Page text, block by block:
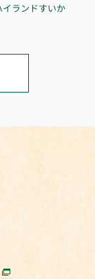
イランドすいか